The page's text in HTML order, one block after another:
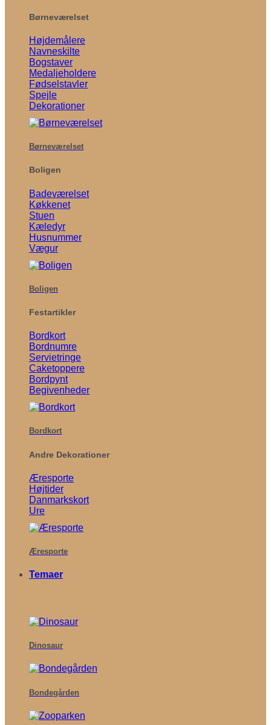
Børneværelset
Højdemålere
Navneskilte
Bogstaver
Medaljeholdere
Fødselstavler
Spejle
Dekorationer
Børneværelset
Boligen
Badeværelset
Køkkenet
Stuen
Kæledyr
Husnummer
Vægur
Boligen
Festartikler
Bordkort
Bordnumre
Servietringe
Caketoppere
Bordpynt
Begivenheder
Bordkort
Andre Dekorationer
Æresporte
Højtider
Danmarkskort
Ure
Æresporte
Temaer
Dinosaur
Bondegården